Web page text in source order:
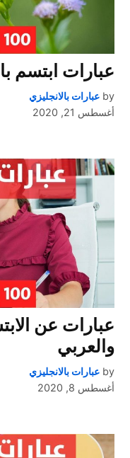
عبارات ابتسم
by عبارات بالانجليزي
أغسطس 21, 2020
عبارات عن
والعربي
by عبارات بالانجليزي
أغسطس 8, 2020